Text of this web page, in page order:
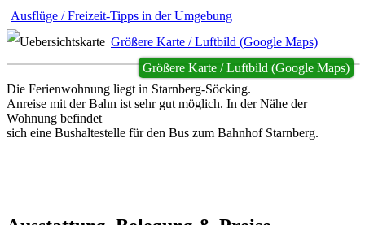
Ausflüge / Freizeit-Tipps in der Umgebung
Größere Karte / Luftbild (Google Maps)
Größere Karte / Luftbild (Google Maps)
Die Ferienwohnung liegt in Starnberg-Söcking.
Anreise mit der Bahn ist sehr gut möglich. In der Nähe der
Wohnung befindet
sich eine Bushaltestelle für den Bus zum Bahnhof Starnberg.